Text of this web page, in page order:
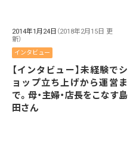
2014年1月24日 （2018年2月15日 更
新）
インタビュー
【インタビュー】未経験でシ
ョップ立ち上げから運営ま
で。母・主婦・店長をこなす島
田さん